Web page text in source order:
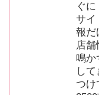
ぐ
サイ
報だ
店
鳴か
し
つけ